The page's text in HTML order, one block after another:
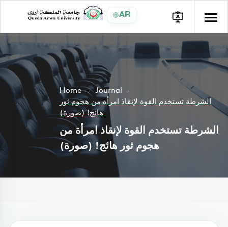
AR
Home
Journal
الشرطة تستخدم القوة لإنقاذ امرأة من هجوم ثور
هائج! (صورة)
الشرطة تستخدم القوة لإنقاذ امرأة من
هجوم ثور هائج! (صورة)